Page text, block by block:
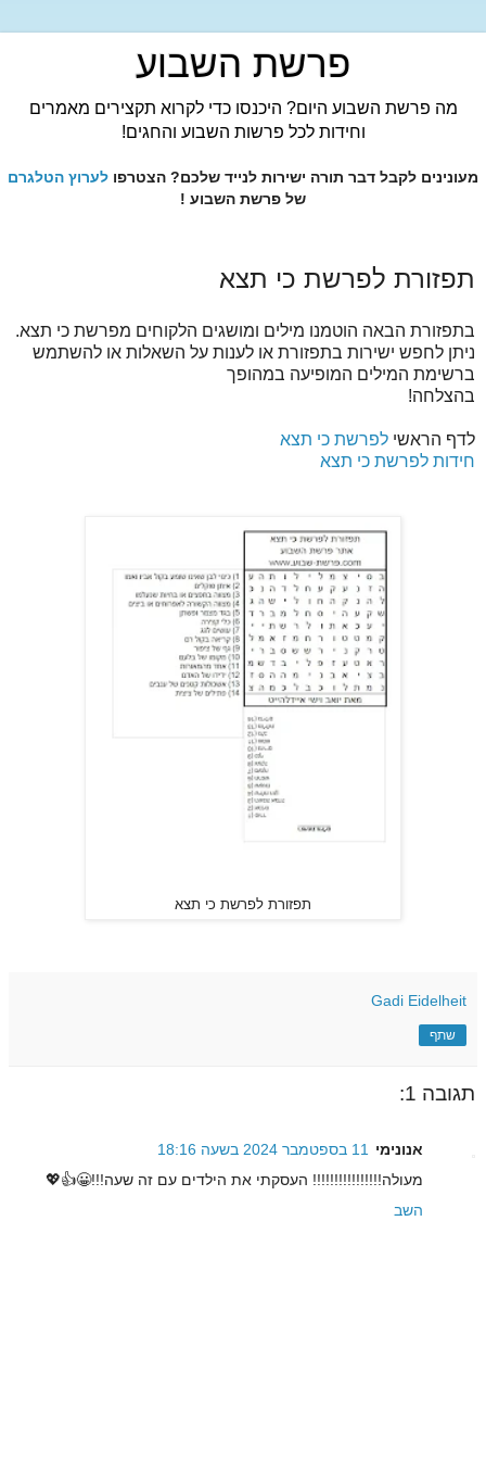
פרשת השבוע
מה פרשת השבוע היום? היכנסו כדי לקרוא תקצירים מאמרים
וחידות לכל פרשות השבוע והחגים!
מעונינים לקבל דבר תורה ישירות לנייד שלכם? הצטרפו לערוץ הטלגרם
של פרשת השבוע !
תפזורת לפרשת כי תצא
בתפזורת הבאה הוטמנו מילים ומושגים הלקוחים מפרשת כי תצא.
ניתן לחפש ישירות בתפזורת או לענות על השאלות או להשתמש
ברשימת המילים המופיעה במהופך
בהצלחה!
לדף הראשי לפרשת כי תצא
חידות לפרשת כי תצא
תפזורת לפרשת כי תצא
Gadi Eidelheit
שתף
תגובה 1:
אנונימי
11 בספטמבר 2024 בשעה 18:16
מעולה!!!!!!!!!!!!!!!! העסקתי את הילדים עם זה שעה!!!😀👍💖
השב